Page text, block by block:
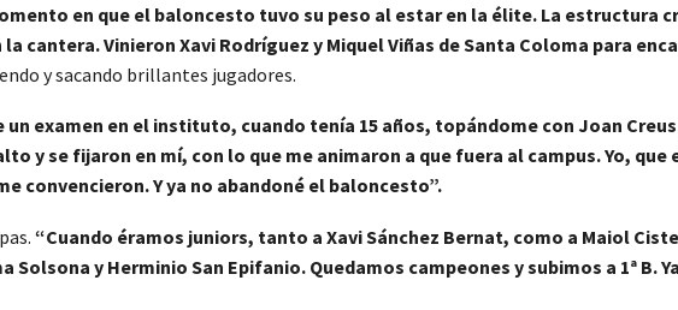
en que el baloncesto tuvo su peso al estar en la élite. La estructura
cantera. Vinieron Xavi Rodríguez y Miquel Viñas de Santa Coloma para
y sacando brillantes jugadores.
un examen en el instituto, cuando tenía 15 años, topándome con Joan
y se fijaron en mí, con lo que me animaron a que fuera al campus. Yo,
Y ya no abandoné el baloncesto”.
“Cuando éramos juniors, tanto a Xavi Sánchez Bernat, como a Maiol
y Herminio San Epifanio. Quedamos campeones y subimos a 1ª B.